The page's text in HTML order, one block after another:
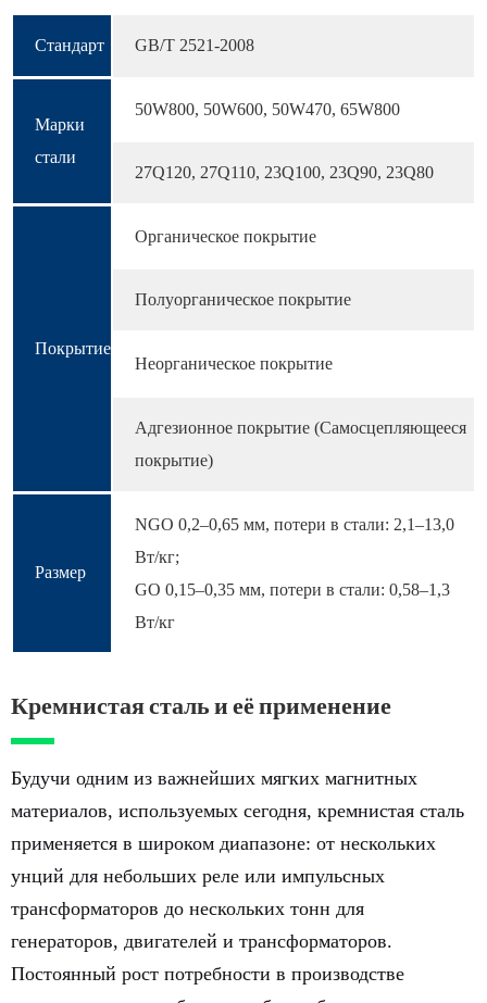
Стандарт GB/T 2521-2008
Марки
стали
50W800, 50W600, 50W470, 65W800
27Q120, 27Q110, 23Q100, 23Q90, 23Q80
Покрытие
Органическое покрытие
Полуорганическое покрытие
Неорганическое покрытие
Адгезионное покрытие (Самосцепляющееся
покрытие)
Размер
NGO 0,2–0,65 мм, потери в стали: 2,1–13,0
Вт/кг;
GO 0,15–0,35 мм, потери в стали: 0,58–1,3
Вт/кг
Кремнистая сталь и её применение
Будучи одним из важнейших мягких магнитных
материалов, используемых сегодня, кремнистая сталь
применяется в широком диапазоне: от нескольких
унций для небольших реле или импульсных
трансформаторов до нескольких тонн для
генераторов, двигателей и трансформаторов.
Постоянный рост потребности в производстве